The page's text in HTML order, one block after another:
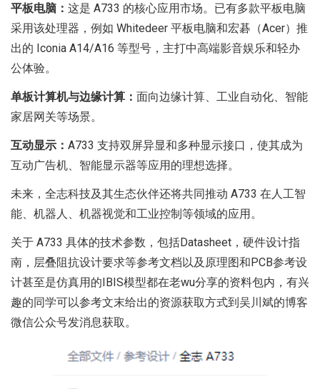
平板电脑： 这是 A733 的核心应用市场。已有多款平板电脑
采用该处理器，例如 Whitedeer 平板电脑和宏碁（Acer）推
出的 Iconia A14/A16 等型号，主打中高端影音娱乐和轻办
公体验。
单板计算机与边缘计算： 面向边缘计算、工业自动化、智能
家居网关等场景。
互动显示： A733 支持双屏异显和多种显示接口，使其成为
互动广告机、智能显示器等应用的理想选择。
未来，全志科技及其生态伙伴还将共同推动 A733 在人工智
能、机器人、机器视觉和工业控制等领域的应用。
关于 A733 具体的技术参数，包括Datasheet，硬件设计指
南，层叠阻抗设计要求等参考文档以及原理图和PCB参考设
计甚至是仿真用的IBIS模型都在老wu分享的资料包内，有兴
趣的同学可以参考文末给出的资源获取方式到吴川斌的博客
微信公众号发消息获取。